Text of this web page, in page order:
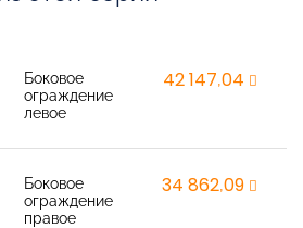
Боковое
ограждение
левое
42 147,04
Боковое
ограждение
правое
34 862,09